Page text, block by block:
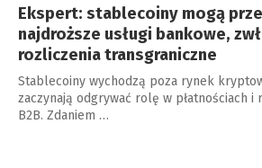
Ekspert: stablecoiny mogą
najdroższe usługi bankowe,
rozliczenia transgraniczne
Stablecoiny wychodzą poza rynek
zaczynają odgrywać rolę w płatnościach i
B2B. Zdaniem …